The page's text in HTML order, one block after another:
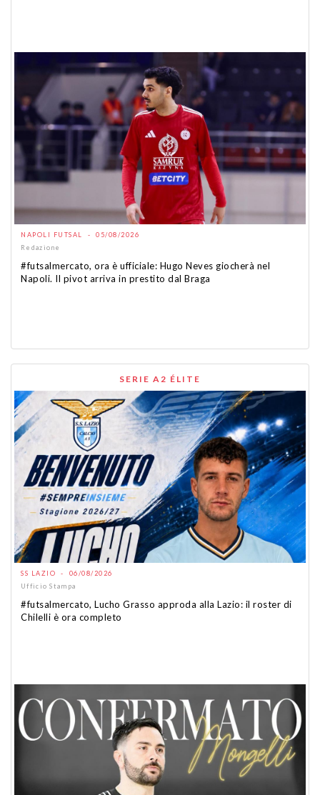
NAPOLI FUTSAL - 05/08/2026
Redazione
#futsalmercato, ora è ufficiale: Hugo Neves giocherà nel
Napoli. Il pivot arriva in prestito dal Braga
SERIE A2 ÉLITE
SS LAZIO - 06/08/2026
Ufficio Stampa
#futsalmercato, Lucho Grasso approda alla Lazio: il roster di
Chilelli è ora completo